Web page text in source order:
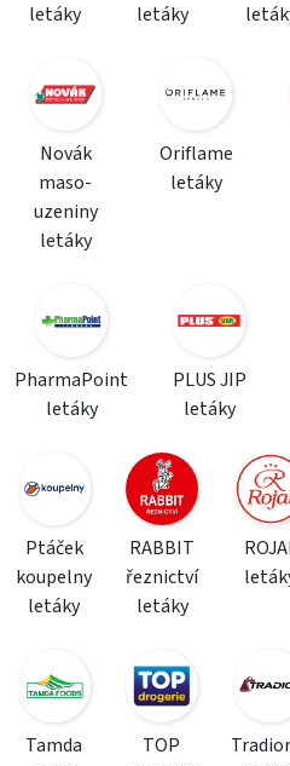
letáky
letáky
Novák
maso-
uzeniny
letáky
Oriflame
letáky
PharmaPoint
letáky
PLUS JIP
letáky
Ptáček
koupelny
letáky
RABBIT
řeznictví
letáky
Tamda
TOP